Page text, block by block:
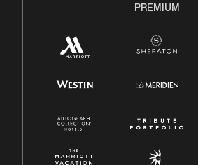
PREMIUM